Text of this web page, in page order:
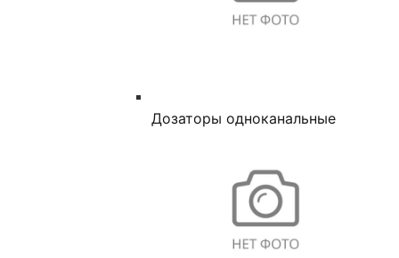
Дозаторы одноканальные